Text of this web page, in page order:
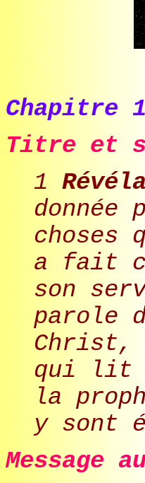
Chapitre 1
Titre et
1
donnée
a fait
son
parole
Christ,
qui lit
la
y sont
Message